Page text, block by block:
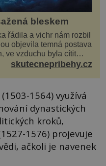
bleskem
řádila a vichr nám rozbil
objevila temná postava
ve vzduchu byla cítit
se opřel ví...
skutecnepribehy.cz
(1503-1564) využívá
dynastických
kroků,
1576) projevuje
ačkoli je navenek